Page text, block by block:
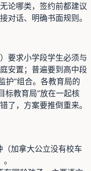
论哪类，签约前都建议
对话、明确书面规则。
要求小学段学生必须与
安置；普遍要到高中段
护”组合。各教育局的
标教育局”放在一起核
，方案要推倒重来。
加拿大公立没有校车